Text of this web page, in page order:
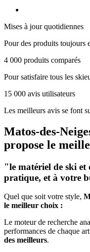
Mises à jour quotidiennes
Pour des produits toujours
4 000 produits comparés
Pour satisfaire tous les
15 000 avis utilisateurs
Les meilleurs avis se font
Matos-des-
propose le
"le matériel de ski
pratique, et à votre
Quel que soit votre style,
le meilleur choix :
Le moteur de recherche
performances de chaque
des meilleurs.